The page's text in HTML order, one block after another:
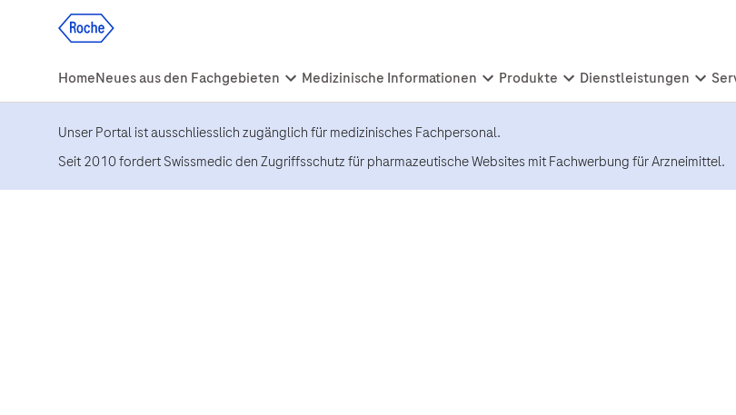
Unser Portal ist ausschliesslich zugänglich für medizinisches Fachpersonal.
Seit 2010 fordert Swissmedic den Zugriffsschutz für pharmazeutische Websites mit Fachwerbung für Arzneimittel.